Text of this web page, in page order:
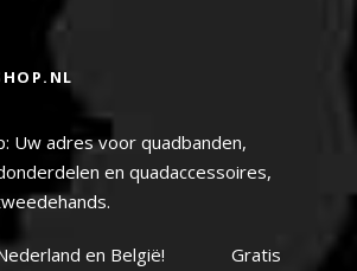
Uw adres voor quadbanden,
en quadaccessoires,
Nederland en België! Gratis